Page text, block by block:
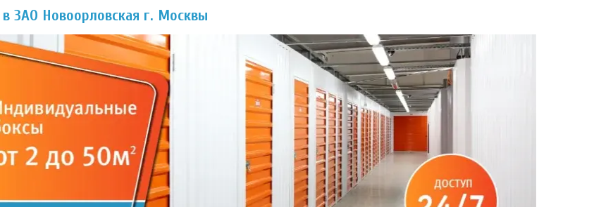
в ЗАО Новоорловская г. Москвы